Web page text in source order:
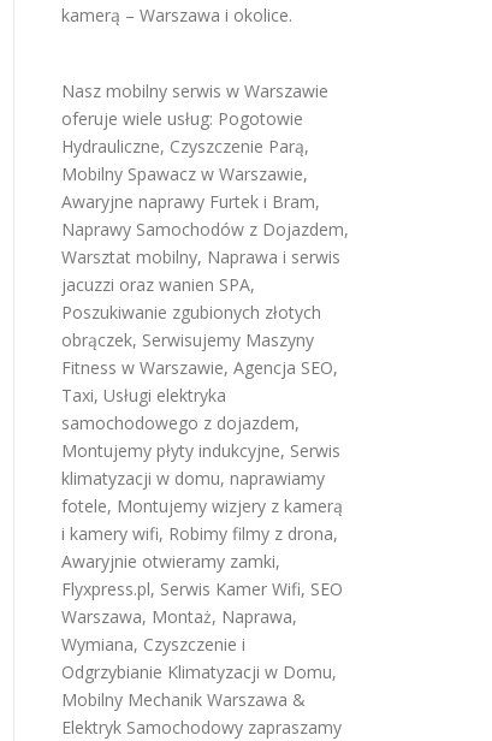
kamerą – Warszawa i okolice.
Nasz mobilny serwis w Warszawie
oferuje wiele usług: Pogotowie
Hydrauliczne, Czyszczenie Parą,
Mobilny Spawacz w Warszawie,
Awaryjne naprawy Furtek i Bram,
Naprawy Samochodów z Dojazdem,
Warsztat mobilny, Naprawa i serwis
jacuzzi oraz wanien SPA,
Poszukiwanie zgubionych złotych
obrączek, Serwisujemy Maszyny
Fitness w Warszawie, Agencja SEO,
Taxi, Usługi elektryka
samochodowego z dojazdem,
Montujemy płyty indukcyjne, Serwis
klimatyzacji w domu, naprawiamy
fotele, Montujemy wizjery z kamerą
i kamery wifi, Robimy filmy z drona,
Awaryjnie otwieramy zamki,
Flyxpress.pl, Serwis Kamer Wifi, SEO
Warszawa, Montaż, Naprawa,
Wymiana, Czyszczenie i
Odgrzybianie Klimatyzacji w Domu,
Mobilny Mechanik Warszawa &
Elektryk Samochodowy zapraszamy